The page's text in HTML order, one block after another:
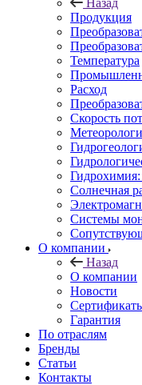
Назад
Продукция
Температура
Расход
Скорость
Гидрохимия:
Солнечная
Системы
О компании
Назад
О компании
Новости
Гарантия
По отраслям
Бренды
Статьи
Контакты